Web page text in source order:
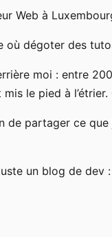
Web à
où dégoter des
moi : entre
le pied à
partager ce
un blog de